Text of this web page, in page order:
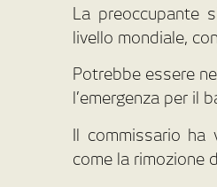
La preoccupante
livello mondiale,
Potrebbe essere
l’emergenza per il
Il commissario ha
come la rimozione